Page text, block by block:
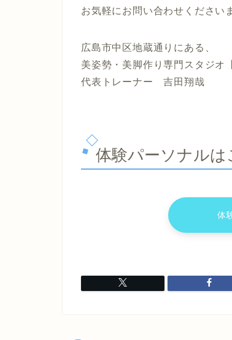
お気軽にお問い合わせください
広島市中区地蔵通りにある、
美姿勢・美脚作り専門スタジオ
代表トレーナー 吉田翔哉
体験パーソナルは
体